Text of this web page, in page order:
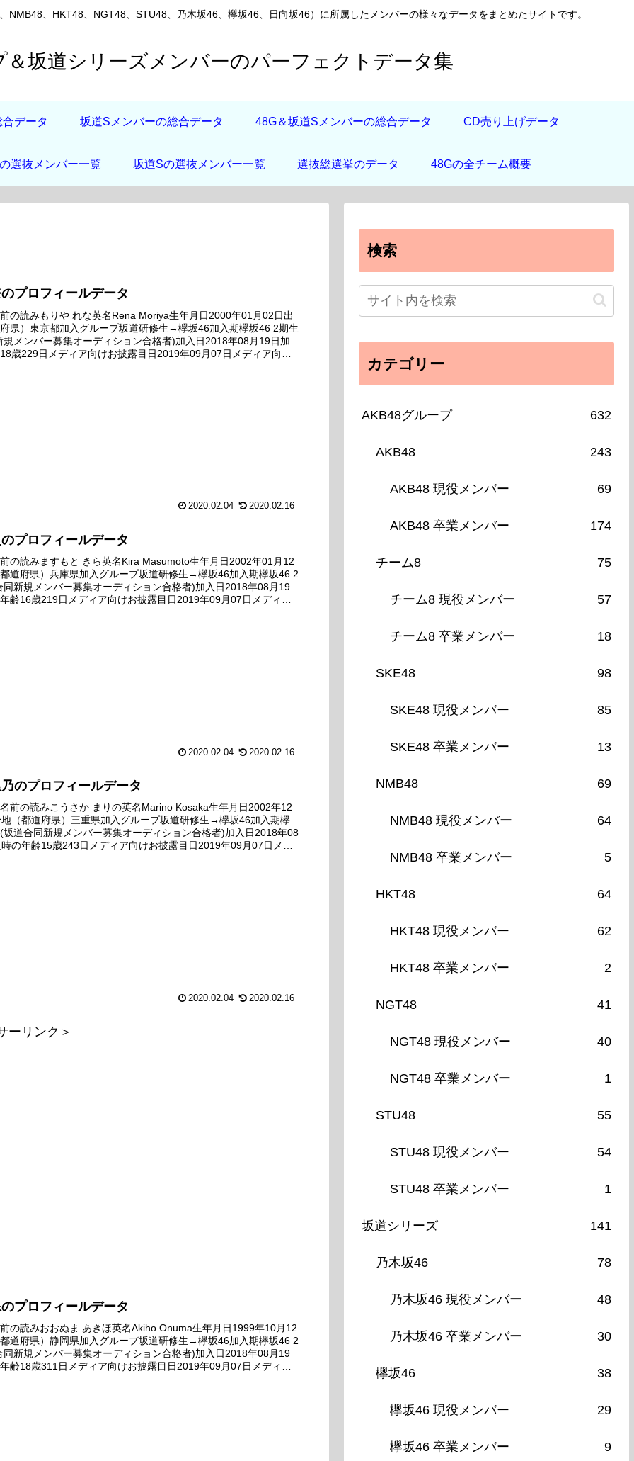
NMB48、HKT48、NGT48、STU48、乃木坂46、欅坂46、日向坂46）に所属したメンバーの様々なデータをまとめたサイトです。
＆坂道シリーズメンバーのパーフェクトデータ集
データ 坂道Sメンバーの総合データ 48G＆坂道Sメンバーの総合データ CD売り上げデータ
選抜メンバー一覧 坂道Sの選抜メンバー一覧 選抜総選挙のデータ 48Gの全チーム概要
プロフィールデータ
の読みもりや れな英名Rena Moriya生年月日2000年01月02日出
県）東京都加入グループ坂道研修生→欅坂46加入期欅坂46 2期生
規メンバー募集オーディション合格者)加入日2018年08月19日加
歳229日メディア向けお披露目日2019年09月07日メディア向け
2020.02.04 2020.02.16
プロフィールデータ
の読みますもと きら英名Kira Masumoto生年月日2002年01月12
道府県）兵庫県加入グループ坂道研修生→欅坂46加入期欅坂46 2
同新規メンバー募集オーディション合格者)加入日2018年08月19
齢16歳219日メディア向けお披露目日2019年09月07日メディア
2020.02.04 2020.02.16
のプロフィールデータ
前の読みこうさか まりの英名Marino Kosaka生年月日2002年12
（都道府県）三重県加入グループ坂道研修生→欅坂46加入期欅
道合同新規メンバー募集オーディション合格者)加入日2018年08
の年齢15歳243日メディア向けお披露目日2019年09月07日メデ
2020.02.04 2020.02.16
ーリンク＞
プロフィールデータ
の読みおおぬま あきほ英名Akiho Onuma生年月日1999年10月12
道府県）静岡県加入グループ坂道研修生→欅坂46加入期欅坂46 2
同新規メンバー募集オーディション合格者)加入日2018年08月19
齢18歳311日メディア向けお披露目日2019年09月07日メディア
検索
カテゴリー
AKB48グループ 632
AKB48 243
AKB48 現役メンバー 69
AKB48 卒業メンバー 174
チーム8 75
チーム8 現役メンバー 57
チーム8 卒業メンバー 18
SKE48 98
SKE48 現役メンバー 85
SKE48 卒業メンバー 13
NMB48 69
NMB48 現役メンバー 64
NMB48 卒業メンバー 5
HKT48 64
HKT48 現役メンバー 62
HKT48 卒業メンバー 2
NGT48 41
NGT48 現役メンバー 40
NGT48 卒業メンバー 1
STU48 55
STU48 現役メンバー 54
STU48 卒業メンバー 1
坂道シリーズ 141
乃木坂46 78
乃木坂46 現役メンバー 48
乃木坂46 卒業メンバー 30
欅坂46 38
欅坂46 現役メンバー 29
欅坂46 卒業メンバー 9